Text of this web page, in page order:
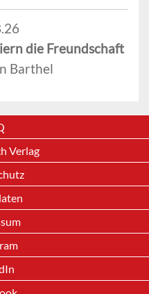
die Freundschaft
Barthel
Verlag